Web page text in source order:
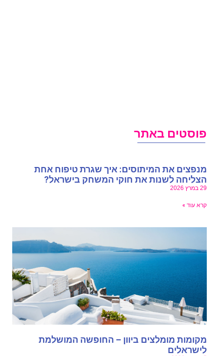
באתר
את המיתוסים: איך שגרת טיפוח אחת
לשנות את חוקי המשחק בישראל?
עוד »
מומלצים ביוון – החופשה המושלמת